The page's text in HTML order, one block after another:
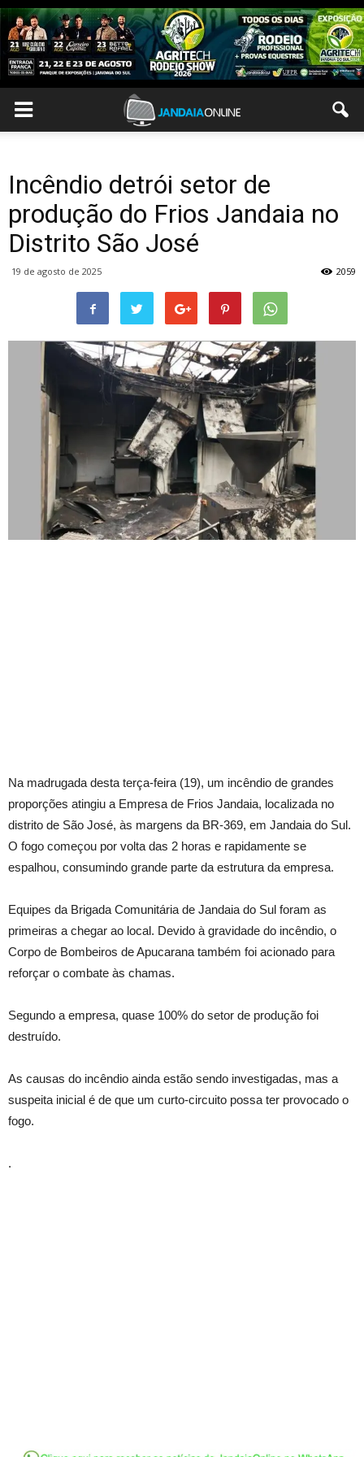
Incêndio detrói setor de
produção do Frios Jandaia no
Distrito São José
19 de agosto de 2025 2059
Na madrugada desta terça-feira (19), um incêndio de grandes
proporções atingiu a Empresa de Frios Jandaia, localizada no
distrito de São José, às margens da BR-369, em Jandaia do Sul.
O fogo começou por volta das 2 horas e rapidamente se
espalhou, consumindo grande parte da estrutura da empresa.
Equipes da Brigada Comunitária de Jandaia do Sul foram as
primeiras a chegar ao local. Devido à gravidade do incêndio, o
Corpo de Bombeiros de Apucarana também foi acionado para
reforçar o combate às chamas.
Segundo a empresa, quase 100% do setor de produção foi
destruído.
As causas do incêndio ainda estão sendo investigadas, mas a
suspeita inicial é de que um curto-circuito possa ter provocado o
fogo.
.